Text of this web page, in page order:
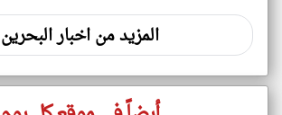
المزيد من اخبار البحرين